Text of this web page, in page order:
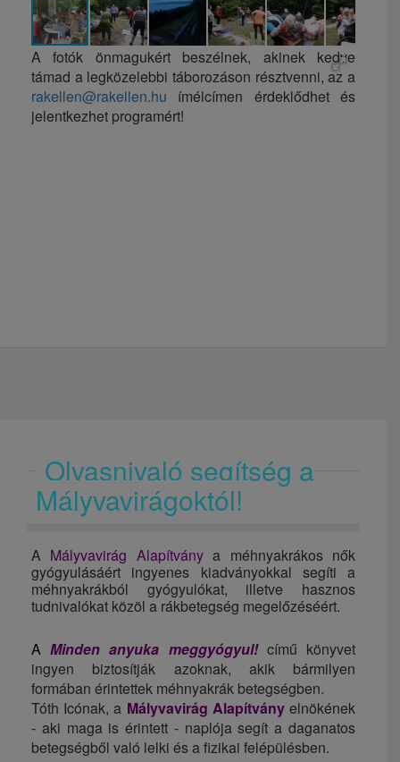
A fotók önmagukért beszélnek, akinek kedve
támad a legközelebbi táborozáson résztvenni, az a
rakellen@rakellen.hu ímélcímen érdeklődhet és
jelentkezhet programért!
Olvasnivaló segítség a
Mályvavirágoktól!
A Mályvavirág Alapítványa méhnyakrákos nők
gyógyulásáért ingyenes kiadványokkal segíti a
méhnyakrákból gyógyulókat, illetve hasznos
tudnivalókat közöl a rákbetegség megelőzéséért.
A Minden anyuka meggyógyul!című könyvet
ingyen biztosítják azoknak, akik bármilyen
formában érintettek méhnyakrák betegségben.
Tóth Icónak, a Mályvavirág Alapítványelnökének
- aki maga is érintett - naplója segít a daganatos
betegségből való lelki és a fizikai felépülésben.